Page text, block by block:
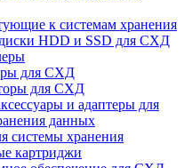
к системам хранения
HDD и SSD для СХД
для СХД
для СХД
и адаптеры для
данных
системы хранения
картриджи